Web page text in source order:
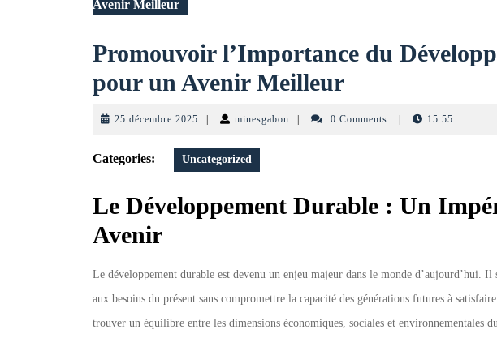
Avenir Meilleur
Promouvoir l’Importance du
pour un Avenir MeilleurPromouvoir
l’Importance
Durable
Avenir
Meilleur
25 décembre 2025 25
2025
minesgabon minesgabon0 Comments 15:55
Categories: Uncategorized
Le Développement Durable : Un
Avenir
Le développement durable est devenu un enjeu majeur dans le monde d’aujourd’hui. Il
aux besoins du présent sans compromettre la capacité des générations futures à
trouver un équilibre entre les dimensions économiques, sociales et environnementales